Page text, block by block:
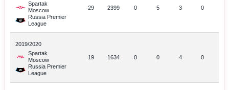
Spartak
Moscow
Russia Premier
League
29 2399 0 5 3 0
2019/2020
Spartak
Moscow
Russia Premier
League
19 1634 0 0 4 0